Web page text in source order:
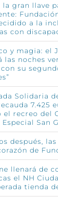
la gran llave
a la
con
y magia: el
las noches
su
Solidaria
7.425
el recreo del
San
después,
de
llenará de
el NH
tienda